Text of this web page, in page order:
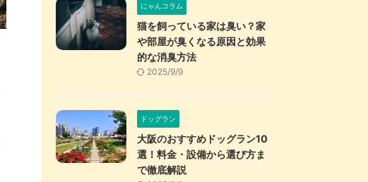
にゃんコラム
猫を飼っている家は臭い？家
や部屋が臭くなる原因と効果
的な消臭方法
2025/9/9
ドッグラン
大阪のおすすめドッグラン10
選！料金・設備から選び方ま
で徹底解説